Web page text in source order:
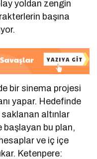
yoldan zengin
başına
bir sinema projesi
yapar. Hedefinde
saklanan altınlar
başlayan bu plan,
ve iç içe
Ketenpere: